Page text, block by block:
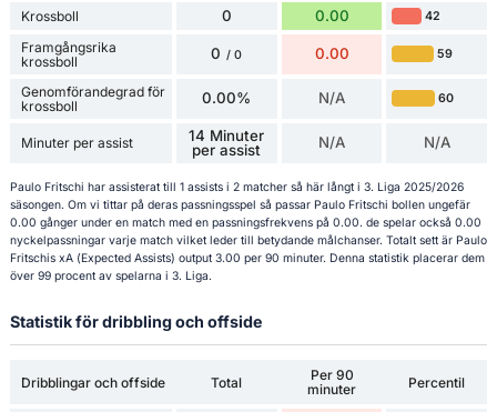
Krossboll 0 0.00 42
Framgångsrika
krossboll
0 / 0 0.00 59
Genomförandegrad för
krossboll
0.00% N/A 60
Minuter per assist
14 Minuter
per assist
N/A N/A
Paulo Fritschi har assisterat till 1 assists i 2 matcher så här långt i 3. Liga 2025/2026
säsongen. Om vi tittar på deras passningsspel så passar Paulo Fritschi bollen ungefär
0.00 gånger under en match med en passningsfrekvens på 0.00. de spelar också 0.00
nyckelpassningar varje match vilket leder till betydande målchanser. Totalt sett är Paulo
Fritschis xA (Expected Assists) output 3.00 per 90 minuter. Denna statistik placerar dem
över 99 procent av spelarna i 3. Liga.
Statistik för dribbling och offside
Dribblingar och offside Total
Per 90
minuter
Percentil